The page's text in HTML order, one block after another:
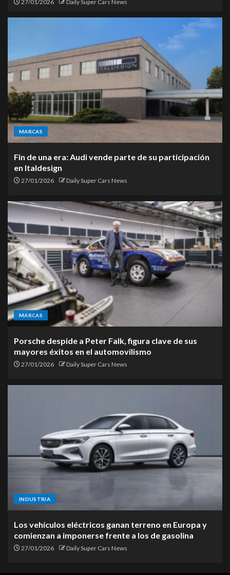
27/01/2026 Daily Super Cars News
MARCAS
Fin de una era: Audi vende parte de su participación
en Italdesign
27/01/2026 Daily Super Cars News
MARCAS
Porsche despide a Peter Falk, figura clave de sus
mayores éxitos en el automovilismo
27/01/2026 Daily Super Cars News
INDUSTRIA
Los vehículos eléctricos ganan terreno en Europa y
comienzan a imponerse frente a los de gasolina
27/01/2026 Daily Super Cars News